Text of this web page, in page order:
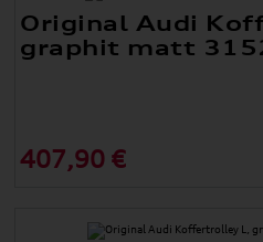
Original Audi
graphit matt
407,90 €